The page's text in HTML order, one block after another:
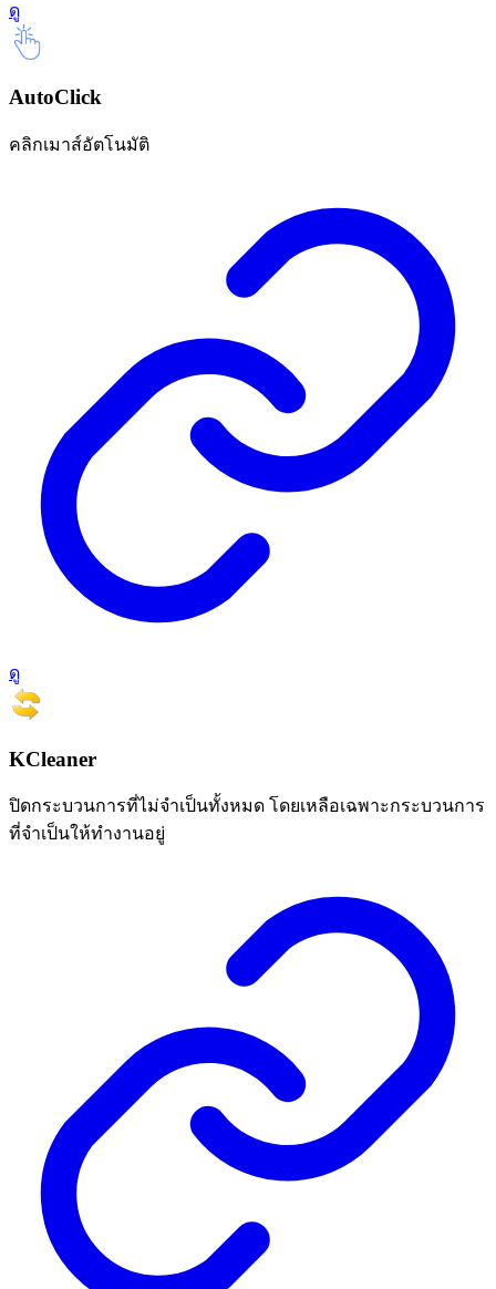
ดู
AutoClick
คลิกเมาส์อัตโนมัติ
ดู
KCleaner
ปิดกระบวนการที่ไม่จำเป็นทั้งหมด โดยเหลือเฉพาะกระบวนการ
ที่จำเป็นให้ทำงานอยู่